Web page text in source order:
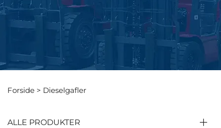
Forside > Dieselgafler
ALLE PRODUKTER